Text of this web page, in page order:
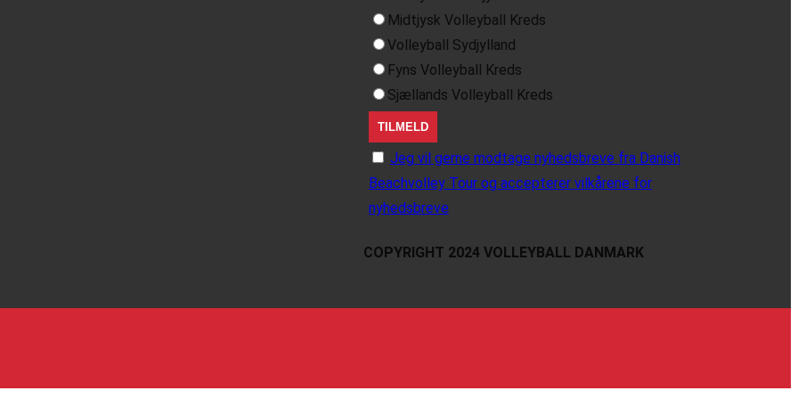
Midtjysk Volleyball Kreds
Volleyball Sydjylland
Fyns Volleyball Kreds
Sjællands Volleyball Kreds
Jeg vil gerne modtage nyhedsbreve fra Danish
Beachvolley Tour og accepterer vilkårene for
nyhedsbreve
COPYRIGHT 2024 VOLLEYBALL DANMARK